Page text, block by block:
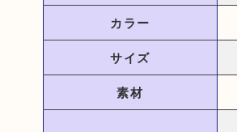
カラー
サイズ
素材